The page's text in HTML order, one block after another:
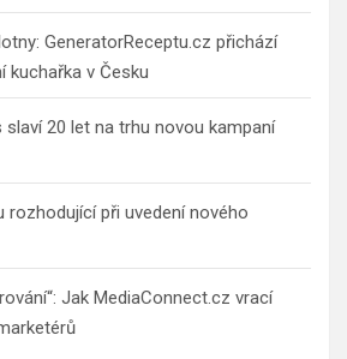
GeneratorReceptu.cz přichází
kuchařka v Česku
20 let na trhu novou kampaní
rozhodující při uvedení nového
Jak MediaConnect.cz vrací